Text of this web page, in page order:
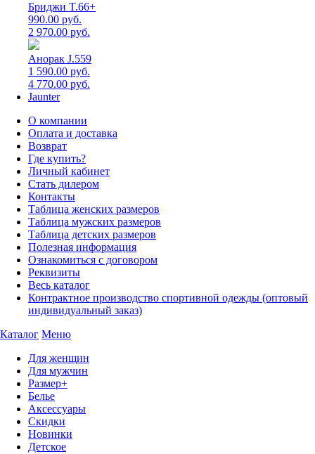
Бриджи T.66+
990.00 руб.
2 970.00 руб.
Анорак J.559
1 590.00 руб.
4 770.00 руб.
Jaunter
О компании
Оплата и доставка
Возврат
Где купить?
Личный кабинет
Стать дилером
Контакты
Таблица женских размеров
Таблица мужских размеров
Таблица детских размеров
Полезная информация
Ознакомиться с договором
Реквизиты
Весь каталог
Контрактное производство спортивной одежды (оптовый
индивидуальный заказ)
Каталог Меню
Для женщин
Для мужчин
Размер+
Белье
Аксессуары
Скидки
Новинки
Детское